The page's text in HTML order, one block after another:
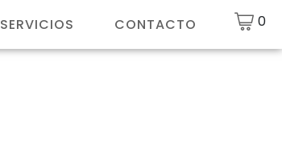
SERVICIOS CONTACTO 0